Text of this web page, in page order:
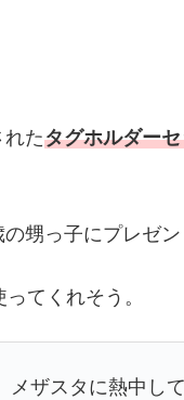
たタグホルダー
甥っ子にプレゼン
てくれそう。
ザスタに熱中し